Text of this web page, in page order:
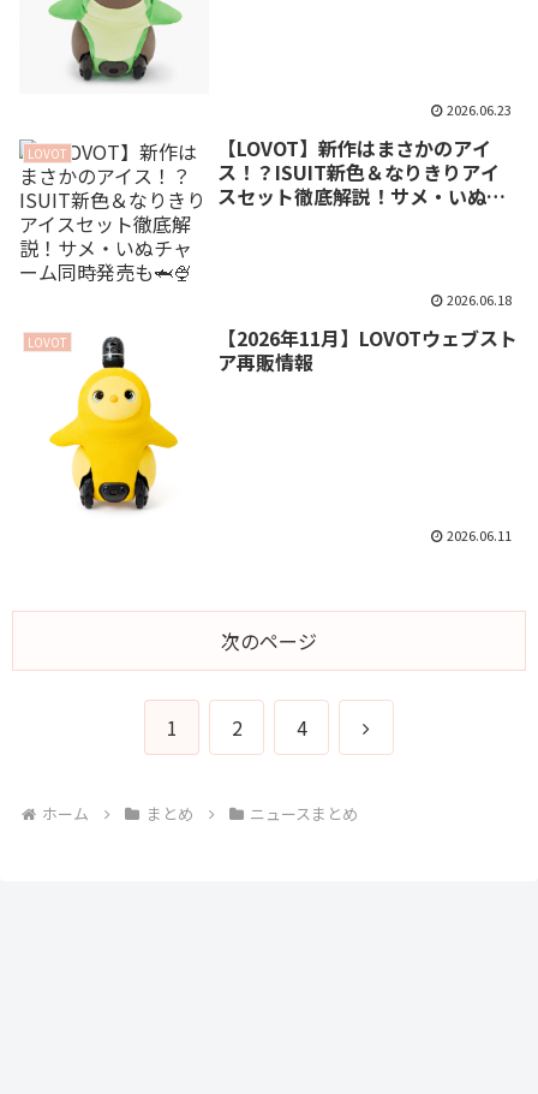
2026.06.23
LOVOT
【LOVOT】新作はまさかのアイ
ス！？ISUIT新色＆なりきりアイ
スセット徹底解説！サメ・いぬチ
2026.06.18
LOVOT
【2026年11月】LOVOTウェブスト
ア再販情報
2026.06.11
次のページ
1 2 4
次
ホーム まとめ ニュースまとめ